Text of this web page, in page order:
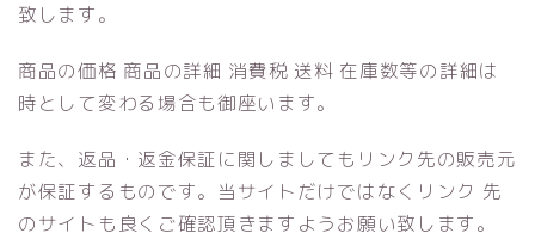
致します。
商品の価格 商品の詳細 消費税 送料 在庫数等の詳細は
時として変わる場合も御座います。
また、返品・返金保証に関しましてもリンク先の販売元
が保証するものです。当サイトだけではなくリンク 先
のサイトも良くご確認頂きますようお願い致します。